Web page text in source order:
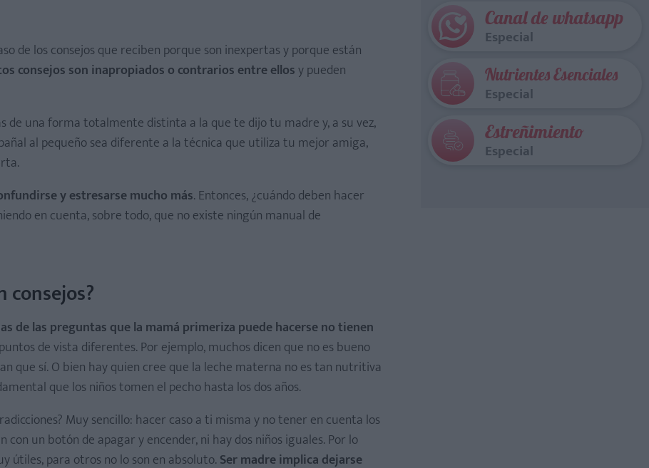
de los consejos que reciben porque son inexpertas y porque están
consejos son inapropiados o contrarios entre ellosy pueden
de una forma totalmente distinta a la que te dijo tu madre y, a su vez,
al pequeño sea diferente a la técnica que utiliza tu mejor amiga,
y estresarse mucho más. Entonces, ¿cuándo deben hacer
en cuenta, sobre todo, que no existe ningún manual de
consejos?
de las preguntas que la mamá primeriza puede hacerse no tienen
de vista diferentes. Por ejemplo, muchos dicen que no es bueno
que sí. O bien hay quien cree que la leche materna no es tan nutritiva
que los niños tomen el pecho hasta los dos años.
Muy sencillo: hacer caso a ti misma y no tener en cuenta los
con un botón de apagar y encender, ni hay dos niños iguales. Por lo
útiles, para otros no lo son en absoluto. Ser madre implica dejarse
Canal de whatsapp
Especial
Nutrientes Esenciales
Especial
Estreñimiento
Especial